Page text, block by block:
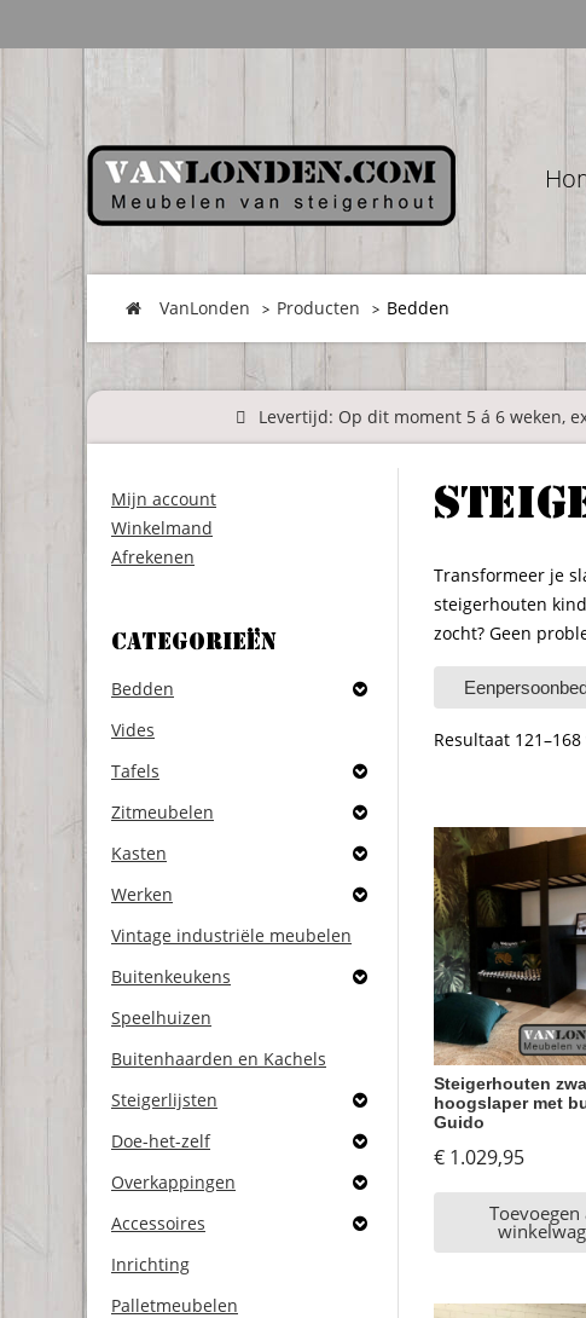
VanLonden Producten Bedden
Levertijd: Op dit moment 5 á 6 weken,
Mijn account
Winkelmand
Afrekenen
Categorieën
Bedden
Vides
Tafels
Zitmeubelen
Kasten
Werken
Vintage industriële meubelen
Buitenkeukens
Speelhuizen
Buitenhaarden en Kachels
Steigerlijsten
Doe-het-zelf
Overkappingen
Accessoires
Inrichting
Palletmeubelen
Transformeer je
steigerhouten
zocht? Geen
Resultaat
Steigerhouten
hoogslaper met
Guido
€1.029,95
Toevoegen